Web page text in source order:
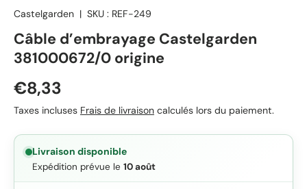
Castelgarden | SKU : REF-249
Câble d’embrayage Castelgarden
381000672/0 origine
Prix habituel
€8,33
Taxes incluses Frais de livraison calculés lors du paiement.
Livraison disponible
Expédition prévue le 10 août